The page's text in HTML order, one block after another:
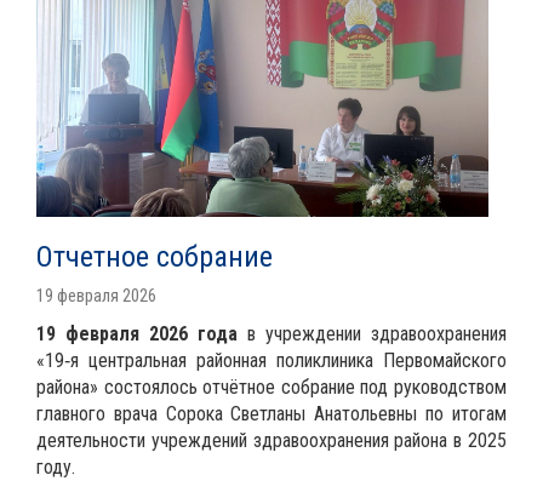
Отчетное собрание
19 февраля 2026
19 февраля 2026 года в учреждении здравоохранения
«19‑я центральная районная поликлиника Первомайского
района» состоялось отчётное собрание под руководством
главного врача Сорока Светланы Анатольевны по итогам
деятельности учреждений здравоохранения района в 2025
году.